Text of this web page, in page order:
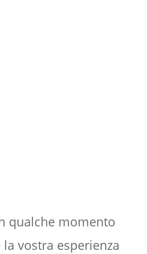
qualche momento
vostra esperienza